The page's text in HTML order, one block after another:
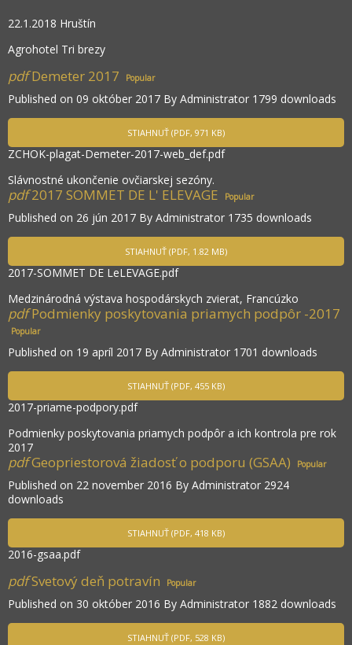
22.1.2018 Hruštín
Agrohotel Tri brezy
pdf Demeter 2017 Popular
Published on 09 október 2017 By Administrator 1799 downloads
STIAHNUŤ (PDF, 971 KB)
ZCHOK-plagat-Demeter-2017-web_def.pdf
Slávnostné ukončenie ovčiarskej sezóny.
pdf 2017 SOMMET DE L' ELEVAGE Popular
Published on 26 jún 2017 By Administrator 1735 downloads
STIAHNUŤ (PDF, 1.82 MB)
2017-SOMMET DE LeLEVAGE.pdf
Medzinárodná výstava hospodárskych zvierat, Francúzko
pdf Podmienky poskytovania priamych podpôr -2017
Popular
Published on 19 apríl 2017 By Administrator 1701 downloads
STIAHNUŤ (PDF, 455 KB)
2017-priame-podpory.pdf
Podmienky poskytovania priamych podpôr a ich kontrola pre rok
2017
pdfGeopriestorová žiadosť o podporu (GSAA) Popular
Published on 22 november 2016 By Administrator 2924
downloads
STIAHNUŤ (PDF, 418 KB)
2016-gsaa.pdf
pdfSvetový deň potravín Popular
Published on 30 október 2016 By Administrator 1882 downloads
STIAHNUŤ (PDF, 528 KB)